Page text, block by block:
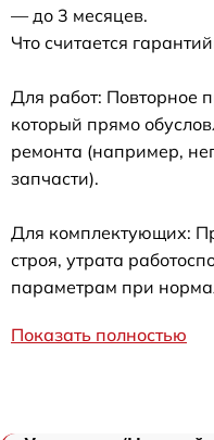
— до 3 месяцев.
Что считается
Для работ: Повторное
который прямо
ремонта (например,
запчасти).
Для комплектующих:
строя, утрата
параметрам при
Показать полностью